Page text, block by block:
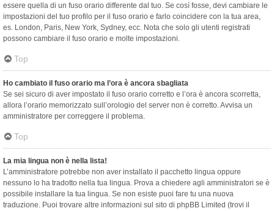
essere quella di un fuso orario differente dal tuo. Se così fosse, devi cambiare le
impostazioni del tuo profilo per il fuso orario e farlo coincidere con la tua area,
es. London, Paris, New York, Sydney, ecc. Nota che solo gli utenti registrati
possono cambiare il fuso orario e molte impostazioni.
Top
Ho cambiato il fuso orario ma l’ora è ancora sbagliata
Se sei sicuro di aver impostato il fuso orario corretto e l’ora è ancora scorretta,
allora l’orario memorizzato sull’orologio del server non è corretto. Avvisa un
amministratore per correggere il problema.
Top
La mia lingua non è nella lista!
L’amministratore potrebbe non aver installato il pacchetto lingua oppure
nessuno lo ha tradotto nella tua lingua. Prova a chiedere agli amministratori se è
possibile installare la tua lingua. Se non esiste puoi fare tu una nuova
traduzione. Puoi trovare altre informazioni sul sito di phpBB Limited (trovi il